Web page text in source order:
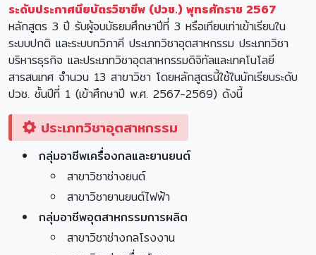
ระดับประกาศนียบัตรวิชาชีพ (ปวช.) พุทธศักราช 2567
หลักสูตร 3 ปี รับผู้จบมัธยมศึกษาปีที่ 3 หรือเทียบเท่าเข้าเรียนใน
ระบบปกติ และระบบทวิภาคี ประเภทวิชาอุตสาหกรรม ประเภทวิชา
บริหารธุรกิจ และประเภทวิชาอุตสาหกรรมดิจิทัลและเทคโนโลยี
สารสนเทศ จำนวน 13 สาขาวิชา โดยหลักสูตรนี้ใช้ในนักเรียนระดับ
ปวช. ชั้นปีที่ 1 (เข้าศึกษาปี พ.ศ. 2567-2569) ดังนี้
ประเภทวิชาอุตสาหกรรม
กลุ่มอาชีพเครื่องกลและยานยนต์
สาขาวิชาช่างยนต์
สาขาวิชายานยนต์ไฟฟ้า
กลุ่มอาชีพอุตสาหกรรมการผลิต
สาขาวิชาช่างกลโรงงาน